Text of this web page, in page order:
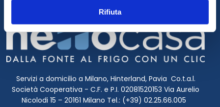
Rifiuta
Servizi a domicilio a Milano, Hinterland, Pavia Co.t.a.l.
Società Cooperativa - C.F. e P.I. 02081520153 Via Aurelio
Nicolodi 15 – 20161 Milano Tel.: (+39) 02.25.66.005